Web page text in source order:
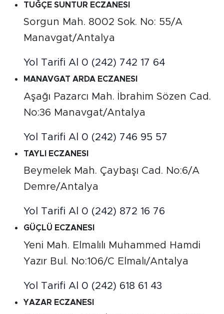
TUĞÇE SUNTUR ECZANESI
Sorgun Mah. 8002 Sok. No: 55/A
Manavgat/Antalya
Yol Tarifi Al 0 (242) 742 17 64
MANAVGAT ARDA ECZANESI
Aşağı Pazarcı Mah. İbrahim Sözen Cad.
No:36 Manavgat/Antalya
Yol Tarifi Al 0 (242) 746 95 57
TAYLI ECZANESI
Beymelek Mah. Çaybaşı Cad. No:6/A
Demre/Antalya
Yol Tarifi Al 0 (242) 872 16 76
GÜÇLÜ ECZANESI
Yeni Mah. Elmalılı Muhammed Hamdi
Yazır Bul. No:106/C Elmalı/Antalya
Yol Tarifi Al 0 (242) 618 61 43
YAZAR ECZANESI